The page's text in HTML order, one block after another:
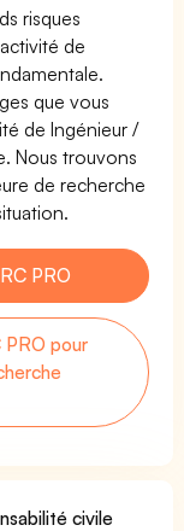
risques
de
que vous
de Ingénieur /
Nous trouvons
de recherche
PRO
PRO pour
civile